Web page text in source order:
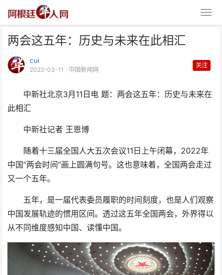
两会这五年：历史与未来在此相汇
cui
2022-03-11 · 中国新闻网
关注
中新社北京3月11日电 题：两会这五年：历史与未来在
此相汇
中新社记者 王恩博
随着十三届全国人大五次会议11日上午闭幕，2022年
中国“两会时间”画上圆满句号。这也意味着，全国两会走过
又一个五年。
五年，是一届代表委员履职的时间刻度，也是人们观察
中国发展轨迹的惯用区间。透过这五年全国两会，外界得以
从不同维度感知中国、读懂中国。
两会这五年：历史与未来在此相汇